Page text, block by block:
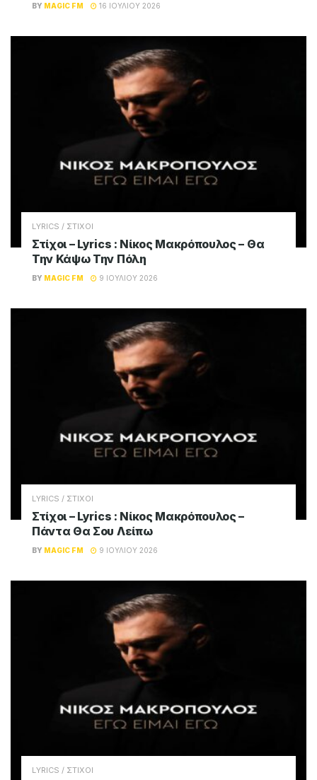
BY MAGIC FM 16 ΙΟΥΛΊΟΥ 2026
LYRICS / ΣΤΙΧΟΙ
Στίχοι – Lyrics : Νίκος Μακρόπουλος – Θα
Την Κάψω Την Πόλη
BY MAGIC FM 9 ΙΟΥΛΊΟΥ 2026
LYRICS / ΣΤΙΧΟΙ
Στίχοι – Lyrics : Νίκος Μακρόπουλος –
Πάντα Θα Σου Λείπω
BY MAGIC FM 9 ΙΟΥΛΊΟΥ 2026
LYRICS / ΣΤΙΧΟΙ